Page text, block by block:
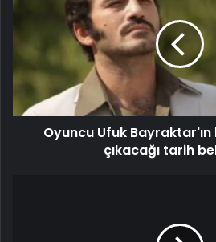
Oyuncu Ufuk Bayraktar'ın
çıkacağı tarih